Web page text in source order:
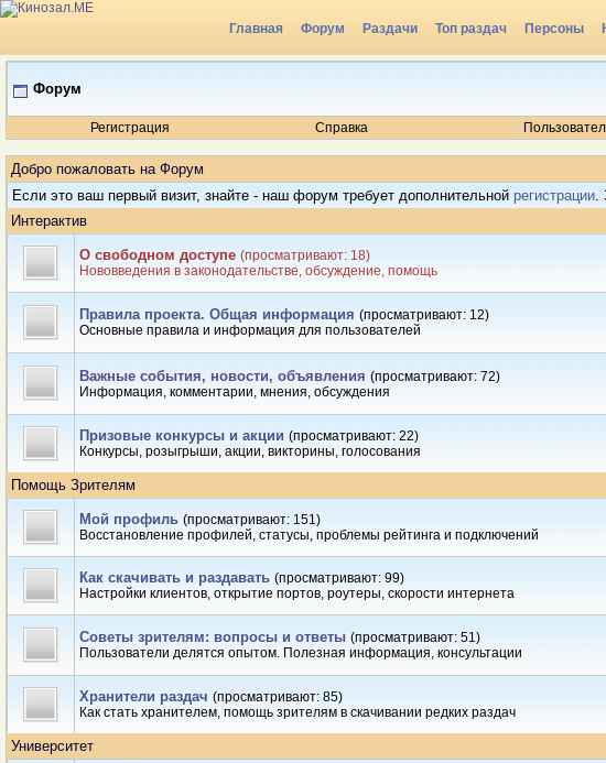
Главная Форум Раздачи Топ раздач Персоны
Форум
Регистрация
Справка
Добро пожаловать на Форум
Если это ваш первый визит, знайте - наш форум требует дополнительной регистрации.
Интерактив
О свободном доступе (просматривают: 18)
Нововведения в законодательстве, обсуждение, помощь
Правила проекта. Общая информация (просматривают: 12)
Основные правила и информация для пользователей
Важные события, новости, объявления (просматривают: 72)
Информация, комментарии, мнения, обсуждения
Призовые конкурсы и акции (просматривают: 22)
Конкурсы, розыгрыши, акции, викторины, голосования
Помощь Зрителям
Мой профиль (просматривают: 151)
Восстановление профилей, статусы, проблемы рейтинга и подключений
Как скачивать и раздавать (просматривают: 99)
Настройки клиентов, открытие портов, роутеры, скорости интернета
Советы зрителям: вопросы и ответы (просматривают: 51)
Пользователи делятся опытом. Полезная информация, консультации
Хранители раздач (просматривают: 85)
Как стать хранителем, помощь зрителям в скачивании редких раздач
Университет